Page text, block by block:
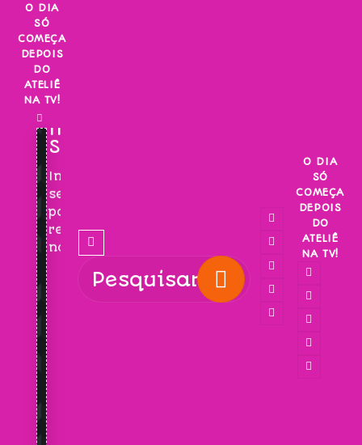
Skip
content
O DIA
SÓ
COMEÇA
DEPOIS
DO
ATELIÊ
NA TV!
INSCREVA-
SE!
Inscreva-
se
para
receber
novidades!
O DIA
SÓ
COMEÇA
DEPOIS
DO
ATELIÊ
NA TV!